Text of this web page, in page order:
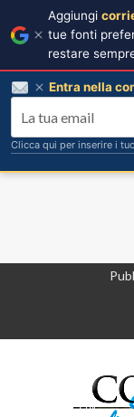
Aggiungi
tue fonti
restare
Entra nella
Clicca qui per inserire i